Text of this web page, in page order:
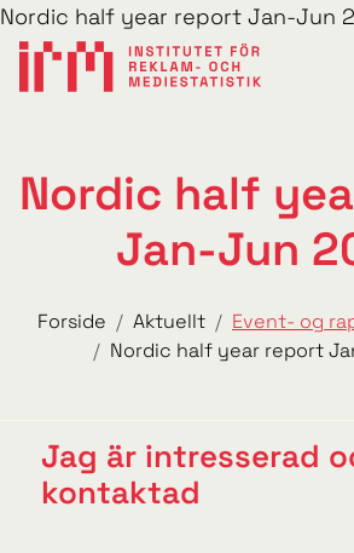
Nordic half year report Jan-Jun
Nordic half
Jan-Jun
Forside Aktuellt
Event- og
Nordic half year report
Jag är intresserad
kontaktad